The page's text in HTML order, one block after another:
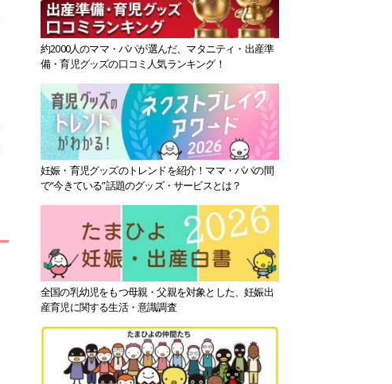
約2000人のママ・パパが選んだ、マタニティ・出産準
備・育児グッズの口コミ人気ランキング！
妊娠・育児グッズのトレンドを紹介！ママ・パパの間
で“今きている”話題のグッズ・サービスとは？
全国の乳幼児をもつ母親・父親を対象とした、妊娠出
産育児に関する生活・意識調査